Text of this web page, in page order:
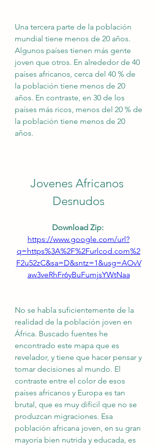
Una tercera parte de la población
mundial tiene menos de 20 años.
Algunos países tienen más gente
joven que otros. En alrededor de 40
países africanos, cerca del 40 % de
la población tiene menos de 20
años. En contraste, en 30 de los
países más ricos, menos del 20 % de
la población tiene menos de 20
años.
Jovenes Africanos
Desnudos
Download Zip:
https://www.google.com/url?
q=https%3A%2F%2Furlcod.com%2
F2u52zC&sa=D&sntz=1&usg=AOvV
aw3veRhFr6yBuFumjsYWtNaa
No se habla suficientemente de la
realidad de la población joven en
África. Buscado fuentes he
encontrado este mapa que es
revelador, y tiene que hacer pensar y
tomar decisiones al mundo. El
contraste entre el color de esos
países africanos y Europa es tan
brutal, que es muy difícil que no se
produzcan migraciones. Esa
población africana joven, en su gran
mayoría bien nutrida y educada, es